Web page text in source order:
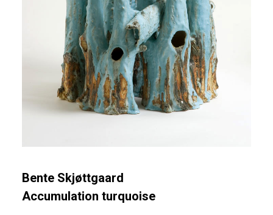
Bente Skjøttgaard
Accumulation turquoise